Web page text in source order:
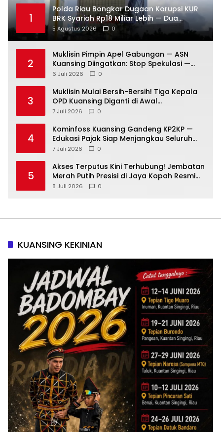
1
Polda Riau Bongkar Dugaan Korupsi KUR
BRK Syariah Rp18 Miliar Lebih — Dua
Tersangka Resmi Dijerat
5 Agustus 2026 0
2
Muklisin Pimpin Apel Gabungan — ASN
Kuansing Diingatkan: Stop Spekulasi —
Fokus Layani Rakyat!
6 Juli 2026 0
3
Muklisin Mulai Bersih-Bersih! Tiga Kepala
OPD Kuansing Diganti di Awal
Kepemimpinan
7 Juli 2026 0
4
Kominfoss Kuansing Gandeng KP2KP —
Edukasi Pajak Siap Menjangkau Seluruh
Masyarakat
7 Juli 2026 0
5
Akses Terputus Kini Terhubung! Jembatan
Merah Putih Presisi di Jaya Kopah Resmi
Berdiri — Polri Buktikan Pembangunan Tak
8 Juli 2026 0
KUANSING KEKINIAN